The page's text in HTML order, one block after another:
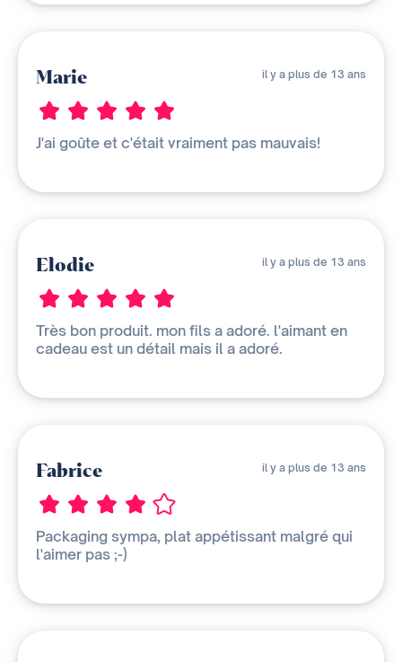
Marie il y a plus de 13 ans
J'ai goûte et c'était vraiment pas mauvais!
Elodie il y a plus de 13 ans
Très bon produit. mon fils a adoré. l'aimant en
cadeau est un détail mais il a adoré.
Fabrice il y a plus de 13 ans
Packaging sympa, plat appétissant malgré qui
l'aimer pas ;-)